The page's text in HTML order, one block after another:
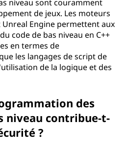
niveau sont couramment
de jeux. Les moteurs
Engine permettent aux
code de bas niveau en C++
en termes de
les langages de script de
de la logique et des
des
niveau contribue-t-
?